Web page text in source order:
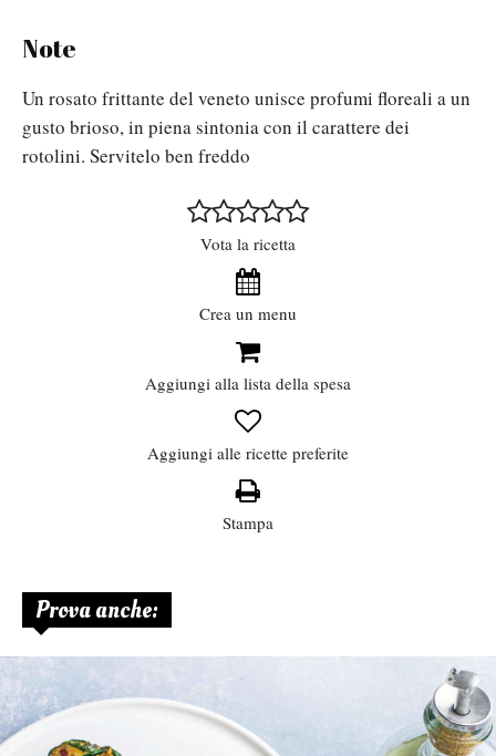
Note
Un rosato frittante del veneto unisce profumi floreali a un
gusto brioso, in piena sintonia con il carattere dei
rotolini. Servitelo ben freddo
Vota la ricetta
Crea un menu
Aggiungi alla lista della spesa
Aggiungi alle ricette preferite
Stampa
Prova anche: